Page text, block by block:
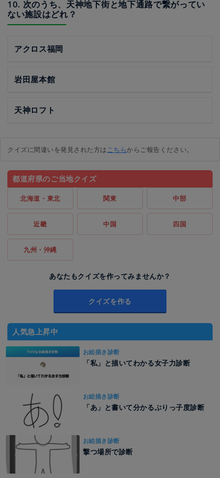
10. 次のうち、天神地下街と地下通路で繋がってい
ない施設はどれ？
アクロス福岡
岩田屋本館
天神ロフト
クイズに間違いを発見された方はこちらからご報告ください。
都道府県のご当地クイズ
北海道・東北 関東 中部
近畿 中国 四国
九州・沖縄
あなたもクイズを作ってみませんか？
クイズを作る
人気急上昇中
お絵描き診断
「私」と描いてわかる女子力診断
お絵描き診断
「あ」と書いて分かるぶりっ子度診断
お絵描き診断
撃つ場所で診断